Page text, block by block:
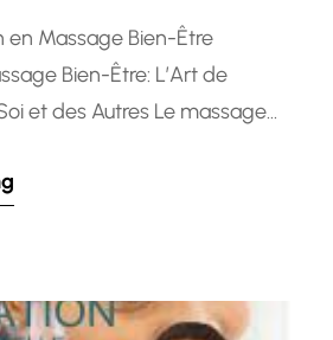
en Massage Bien-Être
Bien-Être: L’Art de
et des Autres Le massage
l’esprit, favorisant ainsi le